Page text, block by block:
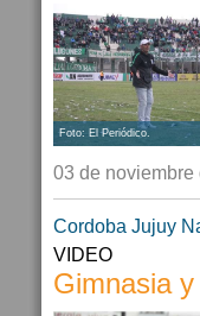
Foto: El Periódico.
03 de noviembre
Cordoba Jujuy
VIDEO
Gimnasia